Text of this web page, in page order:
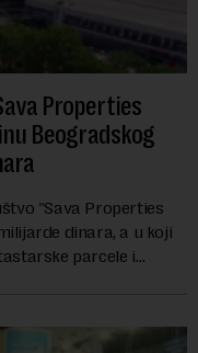
Properties
Beogradskog
"Sava Properties
dinara, a u koji
parcele i